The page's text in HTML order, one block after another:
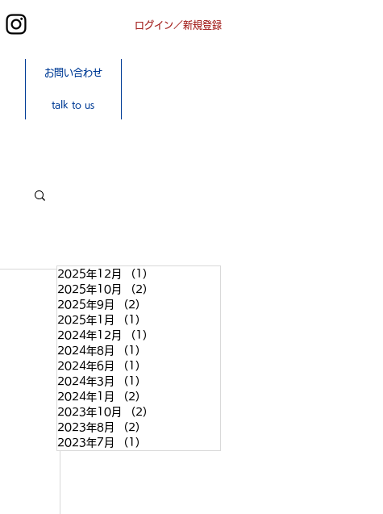
ログイン／新規登録
お問い合わせ
talk to us
2025年12月 （1）
2025年10月
（2）
2025年9月
（2）
2025年1月
（1）
2024年12月
（1）
2024年8月
（1）
2024年6月
（1）
2024年3月
（1）
2024年1月
（2）
2023年10月
（2）
2023年8月
（2）
2023年7月
（1）